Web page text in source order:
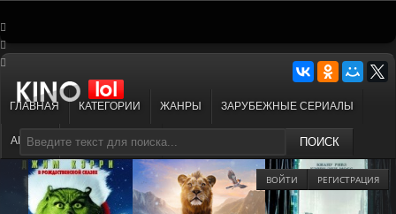
ПОИСК
ВОЙТИ РЕГИСТРАЦИЯ
ГЛАВНАЯ КАТЕГОРИИ ЖАНРЫ ЗАРУБЕЖНЫЕ СЕРИАЛЫ
АНИМЕ МУЛЬТФИЛЬМЫ